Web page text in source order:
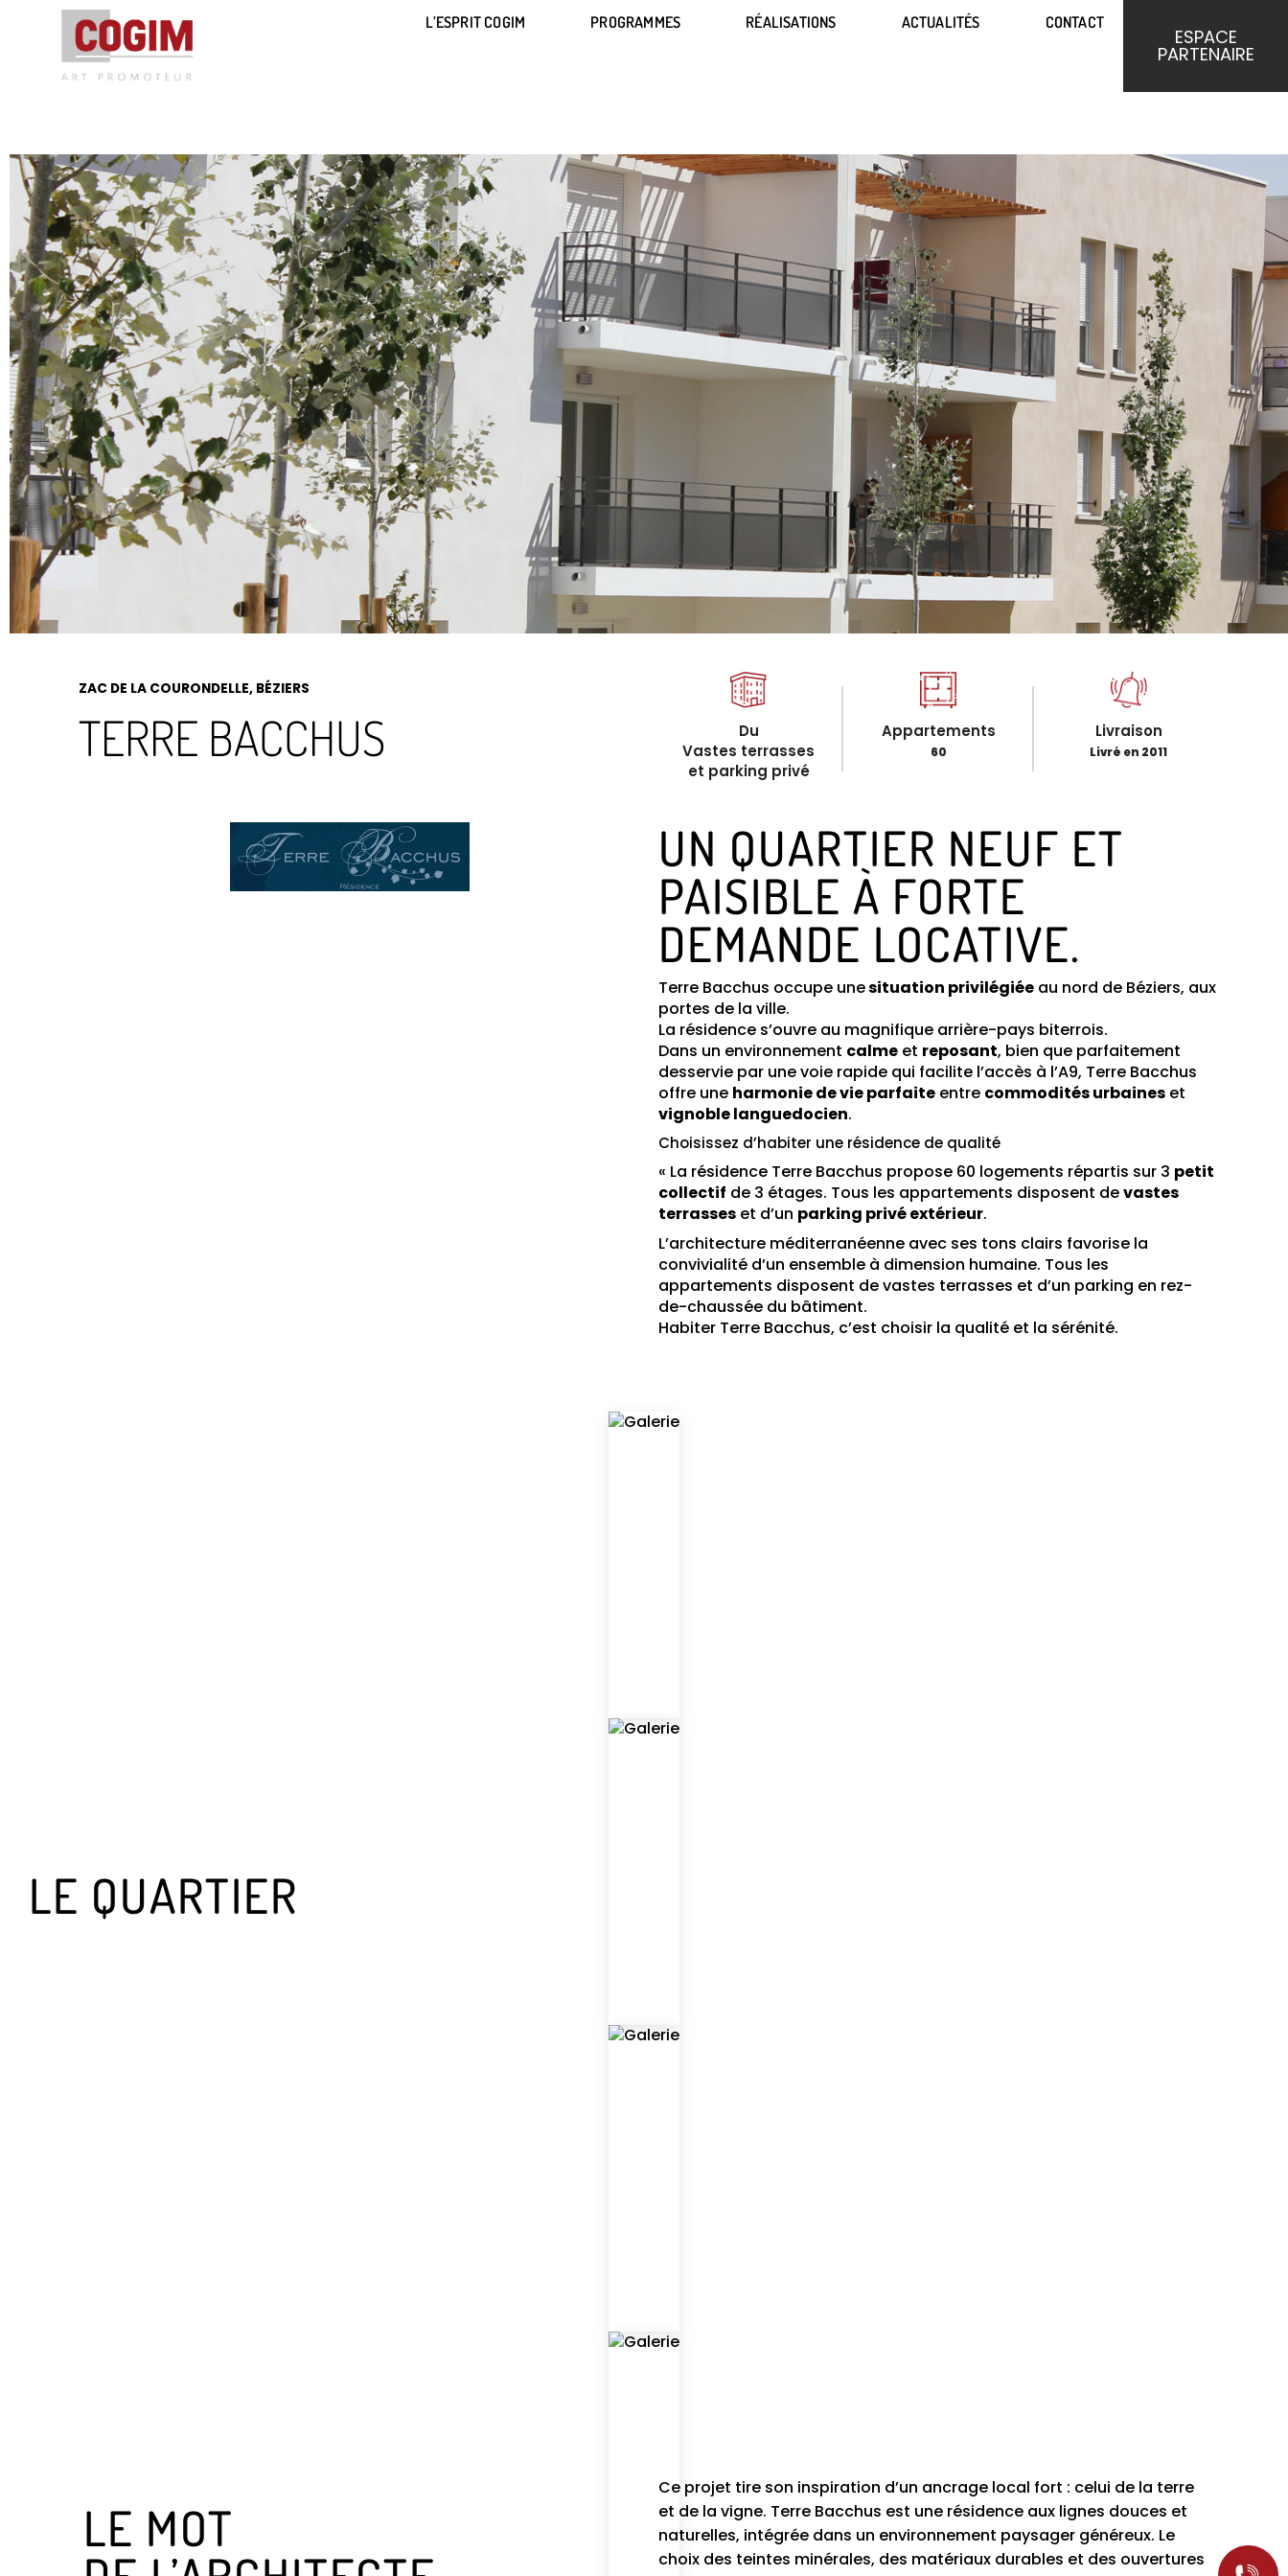
L’ESPRIT COGIM PROGRAMMES RÉALISATIONS ACTUALITÉS CONTACT
ESPACE
PARTENAIRE
L’ESPRIT COGIM PROGRAMMES RÉALISATIONS ACTUALITÉS CONTACT
ESPACE
PARTENAIRE
ZAC DE LA COURONDELLE, BÉZIERS
TERRE BACCHUS
Du
Vastes terrasses
et parking privé
Appartements
60
Livraison
Livré en 2011
UN QUARTIER NEUF ET
PAISIBLE À FORTE
DEMANDE LOCATIVE.
Terre Bacchus occupe unesituation privilégiée au nord de Béziers, aux
portes de la ville.
La résidence s’ouvre au magnifique arrière-pays biterrois.
Dans un environnement calme et reposant, bien que parfaitement
desservie par une voie rapide qui facilite l’accès à l’A9, Terre Bacchus
offre une harmonie de vie parfaite entre commodités urbaines et
vignoble languedocien.
Choisissez d’habiter une résidence de qualité
« La résidence Terre Bacchus propose 60 logements répartis sur 3 petit
collectif de 3 étages. Tous les appartements disposent devastes
terrasses et d’un parking privé extérieur.
L’architecture méditerranéenne avec ses tons clairs favorise la
convivialité d’un ensemble à dimension humaine. Tous les
appartements disposent de vastes terrasses et d’un parking en rez-
de-chaussée du bâtiment.
Habiter Terre Bacchus, c’est choisir la qualité et la sérénité.
LE QUARTIER
LE MOT
Ce projet tire son inspiration d’un ancrage local fort : celui de la terre
et de la vigne. Terre Bacchus est une résidence aux lignes douces et
naturelles, intégrée dans un environnement paysager généreux. Le
choix des teintes minérales, des matériaux durables et des ouvertures